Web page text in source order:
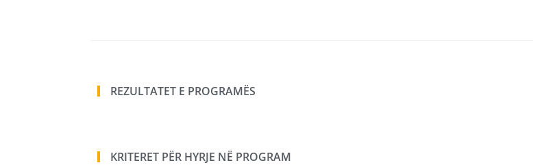
REZULTATET E PROGRAMËS
KRITERET PËR HYRJE NË PROGRAM